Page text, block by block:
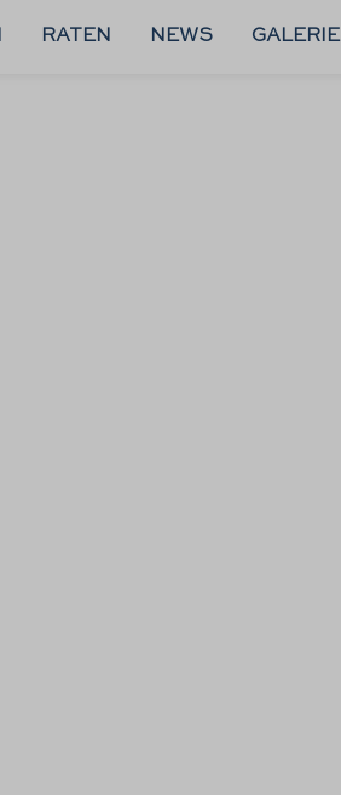
RATEN NEWS GALERIE